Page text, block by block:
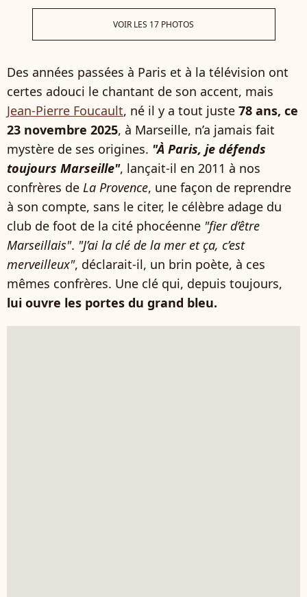
VOIR LES 17 PHOTOS
Des années passées à Paris et à la télévision ont
certes adouci le chantant de son accent, mais
Jean-Pierre Foucault, né il y a tout juste 78 ans, ce
23 novembre 2025, à Marseille, n’a jamais fait
mystère de ses origines. "À Paris, je défends
toujours Marseille", lançait-il en 2011 à nos
confrères de La Provence, une façon de reprendre
à son compte, sans le citer, le célèbre adage du
club de foot de la cité phocéenne "fier d’être
Marseillais". "J’ai la clé de la mer et ça, c’est
merveilleux", déclarait-il, un brin poète, à ces
mêmes confrères. Une clé qui, depuis toujours,
lui ouvre les portes du grand bleu.